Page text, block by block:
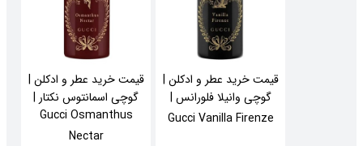
قیمت خرید عطر و ادکلن |
گوچی اسمانتوس نکتار |
Gucci Osmanthus
Nectar
قیمت خرید عطر و ادکلن |
گوچی وانیلا فلورانس |
Gucci Vanilla Firenze